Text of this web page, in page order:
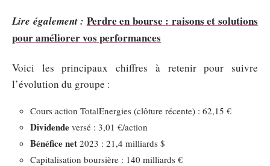
Lire également : Perdre en bourse : raisons et solutions
pour améliorer vos performances
Voici les principaux chiffres à retenir pour suivre
l’évolution du groupe :
Cours action TotalEnergies (clôture récente) : 62,15 €
Dividende versé : 3,01 €/action
Bénéfice net 2023 : 21,4 milliards $
Capitalisation boursière : 140 milliards €